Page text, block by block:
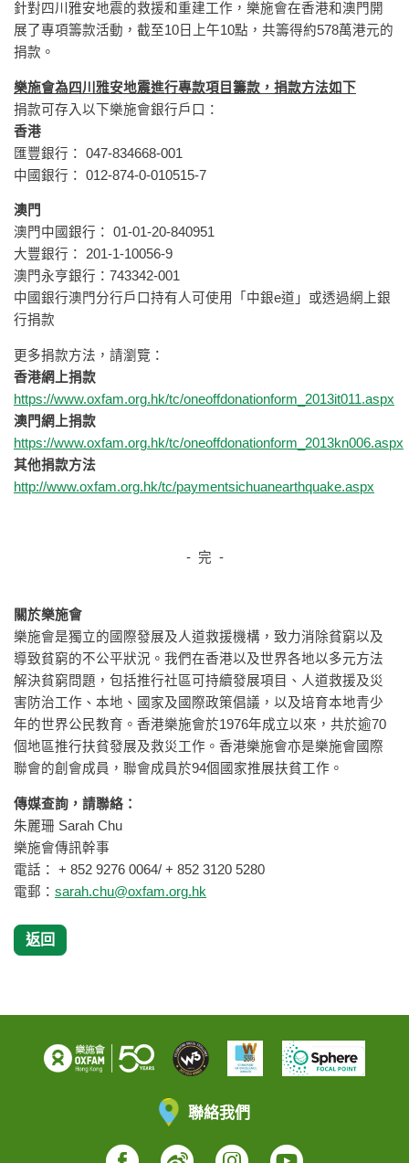
針對四川雅安地震的救援和重建工作，樂施會在香港和澳門開
展了專項籌款活動，截至10日上午10點，共籌得約578萬港元的
捐款。
樂施會為四川雅安地震進行專款項目籌款，捐款方法如下
捐款可存入以下樂施會銀行戶口：
香港
匯豐銀行： 047-834668-001
中國銀行： 012-874-0-010515-7
澳門
澳門中國銀行： 01-01-20-840951
大豐銀行： 201-1-10056-9
澳門永亨銀行：743342-001
中國銀行澳門分行戶口持有人可使用「中銀e道」或透過網上銀
行捐款
更多捐款方法，請瀏覽：
香港網上捐款
https://www.oxfam.org.hk/tc/oneoffdonationform_2013it011.aspx
澳門網上捐款
https://www.oxfam.org.hk/tc/oneoffdonationform_2013kn006.aspx
其他捐款方法
http://www.oxfam.org.hk/tc/paymentsichuanearthquake.aspx
- 完 -
關於樂施會
樂施會是獨立的國際發展及人道救援機構，致力消除貧窮以及
導致貧窮的不公平狀況。我們在香港以及世界各地以多元方法
解決貧窮問題，包括推行社區可持續發展項目、人道救援及災
害防治工作、本地、國家及國際政策倡議，以及培育本地青少
年的世界公民教育。香港樂施會於1976年成立以來，共於逾70
個地區推行扶貧發展及救災工作。香港樂施會亦是樂施會國際
聯會的創會成員，聯會成員於94個國家推展扶貧工作。
傳媒查詢，請聯絡：
朱麗珊 Sarah Chu
樂施會傳訊幹事
電話： + 852 9276 0064/ + 852 3120 5280
電郵： sarah.chu@oxfam.org.hk
返回
聯絡我們